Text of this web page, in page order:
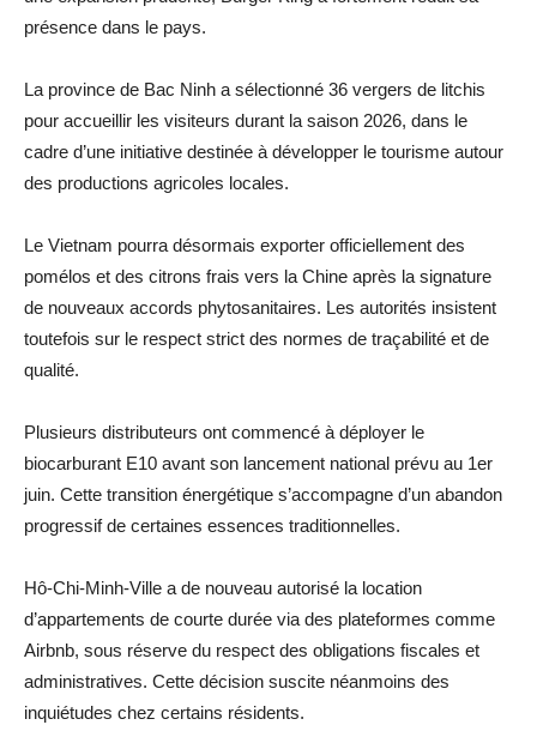
présence dans le pays.
La province de Bac Ninh a sélectionné 36 vergers de litchis
pour accueillir les visiteurs durant la saison 2026, dans le
cadre d’une initiative destinée à développer le tourisme autour
des productions agricoles locales.
Le Vietnam pourra désormais exporter officiellement des
pomélos et des citrons frais vers la Chine après la signature
de nouveaux accords phytosanitaires. Les autorités insistent
toutefois sur le respect strict des normes de traçabilité et de
qualité.
Plusieurs distributeurs ont commencé à déployer le
biocarburant E10 avant son lancement national prévu au 1er
juin. Cette transition énergétique s’accompagne d’un abandon
progressif de certaines essences traditionnelles.
Hô-Chi-Minh-Ville a de nouveau autorisé la location
d’appartements de courte durée via des plateformes comme
Airbnb, sous réserve du respect des obligations fiscales et
administratives. Cette décision suscite néanmoins des
inquiétudes chez certains résidents.